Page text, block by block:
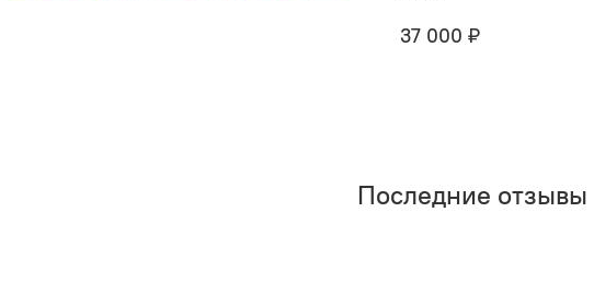
37 000 ₽
Последние отзывы